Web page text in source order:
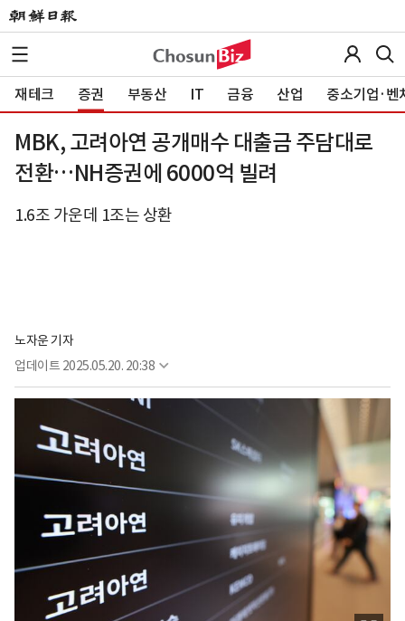
재테크 증권 부동산 IT 금융 산업 중소기업·벤
MBK, 고려아연 공개매수 대출금 주담대로
전환…NH증권에 6000억 빌려
1.6조 가운데 1조는 상환
노자운 기자
업데이트 2025.05.20. 20:38